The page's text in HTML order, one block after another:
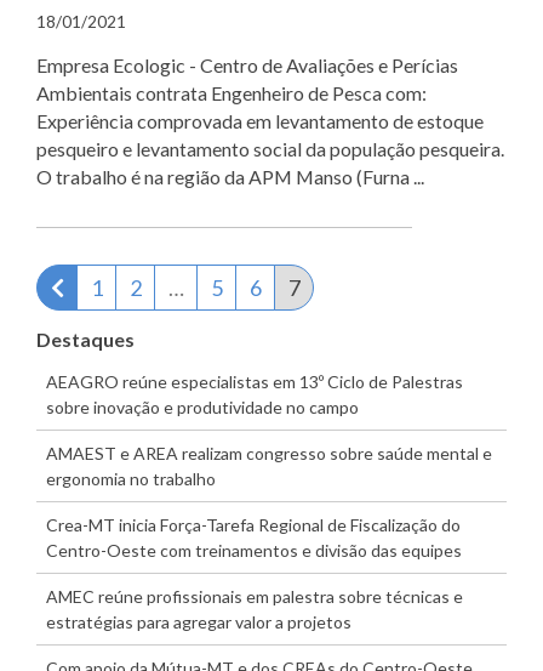
18/01/2021
Empresa Ecologic - Centro de Avaliações e Perícias
Ambientais contrata Engenheiro de Pesca com:
Experiência comprovada em levantamento de estoque
pesqueiro e levantamento social da população pesqueira.
O trabalho é na região da APM Manso (Furna ...
Página anterior
1 2 … 5 6 7
Destaques
AEAGRO reúne especialistas em 13º Ciclo de Palestras
sobre inovação e produtividade no campo
AMAEST e AREA realizam congresso sobre saúde mental e
ergonomia no trabalho
Crea-MT inicia Força-Tarefa Regional de Fiscalização do
Centro-Oeste com treinamentos e divisão das equipes
AMEC reúne profissionais em palestra sobre técnicas e
estratégias para agregar valor a projetos